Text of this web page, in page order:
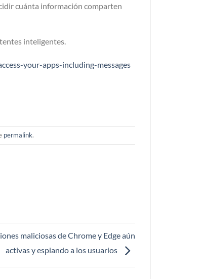
cuánta información comparten
inteligentes.
your-apps-including-messages
permalink.
maliciosas de Chrome y Edge aún
activas y espiando a los usuarios